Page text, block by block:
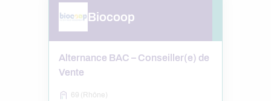
Biocoop
Alternance BAC – Conseiller(e) de
Vente
69 (Rhône)